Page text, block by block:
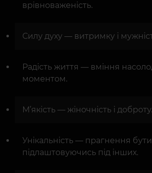
врівноваженість.
Силу духу — витримку і
Радість життя — вміння
моментом.
М’якість — жіночність і доброту.
Унікальність — прагнення
підлаштовуючись під інших.